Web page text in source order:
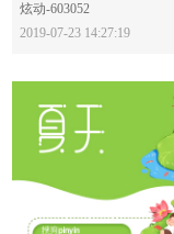
炫动-603052
2019-07-23 14:27:19